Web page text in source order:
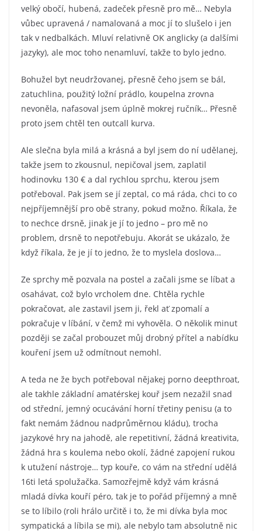
velký obočí, hubená, zadeček přesně pro mě… Nebyla
vůbec upravená / namalovaná a moc jí to slušelo i jen
tak v nedbalkách. Mluví relativně OK anglicky (a dalšími
jazyky), ale moc toho nenamluví, takže to bylo jedno.
Bohužel byt neudržovanej, přesně čeho jsem se bál,
zatuchlina, použitý ložní prádlo, koupelna zrovna
nevoněla, nafasoval jsem úplně mokrej ručník… Přesně
proto jsem chtěl ten outcall kurva.
Ale slečna byla milá a krásná a byl jsem do ní udělanej,
takže jsem to zkousnul, nepičoval jsem, zaplatil
hodinovku 130 € a dal rychlou sprchu, kterou jsem
potřeboval. Pak jsem se jí zeptal, co má ráda, chci to co
nejpříjemnější pro obě strany, pokud možno. Říkala, že
to nechce drsně, jinak je jí to jedno – pro mě no
problem, drsně to nepotřebuju. Akorát se ukázalo, že
když říkala, že je jí to jedno, že to myslela doslova…
Ze sprchy mě pozvala na postel a začali jsme se líbat a
osahávat, což bylo vrcholem dne. Chtěla rychle
pokračovat, ale zastavil jsem ji, řekl ať zpomalí a
pokračuje v líbání, v čemž mi vyhověla. O několik minut
později se začal probouzet můj drobný přítel a nabídku
kouření jsem už odmítnout nemohl.
A teda ne že bych potřeboval nějakej porno deepthroat,
ale takhle základní amatérskej kouř jsem nezažil snad
od střední, jemný ocucávání horní třetiny penisu (a to
fakt nemám žádnou nadprůměrnou kládu), trocha
jazykové hry na jahodě, ale repetitivní, žádná kreativita,
žádná hra s koulema nebo okolí, žádné zapojení rukou
k utužení nástroje… typ kouře, co vám na střední udělá
16ti letá spolužačka. Samozřejmě když vám krásná
mladá dívka kouří péro, tak je to pořád příjemný a mně
se to líbilo (roli hrálo určitě i to, že mi dívka byla moc
sympatická a líbila se mi), ale nebylo tam absolutně nic